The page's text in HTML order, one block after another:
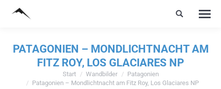
PATAGONIEN – MONDLICHTNACHT AM
FITZ ROY, LOS GLACIARES NP
Sie befinden sich hier:
Start Wandbilder
Patagonien
Patagonien – Mondlichtnacht am Fitz Roy, Los Glaciares NP